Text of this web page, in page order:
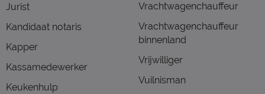
Jurist
Kandidaat notaris
Kapper
Kassamedewerker
Keukenhulp
Vrachtwagenchauffeur
Vrachtwagenchauffeur
binnenland
Vrijwilliger
Vuilnisman